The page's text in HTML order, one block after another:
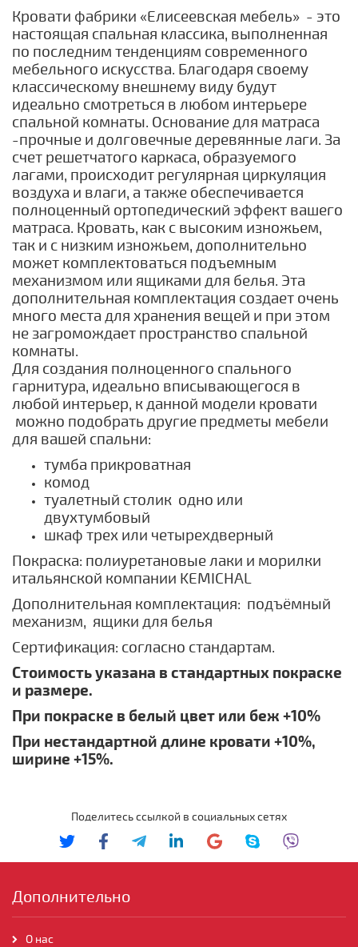
Кровати фабрики «Елисеевская мебель» - это
настоящая спальная классика, выполненная
по последним тенденциям современного
мебельного искусства. Благодаря своему
классическому внешнему виду будут
идеально смотреться в любом интерьере
спальной комнаты. Основание для матраса
-прочные и долговечные деревянные лаги. За
счет решетчатого каркаса, образуемого
лагами, происходит регулярная циркуляция
воздуха и влаги, а также обеспечивается
полноценный ортопедический эффект вашего
матраса. Кровать, как с высоким изножьем,
так и с низким изножьем, дополнительно
может комплектоваться подъемным
механизмом или ящиками для белья. Эта
дополнительная комплектация создает очень
много места для хранения вещей и при этом
не загромождает пространство спальной
комнаты.
Для создания полноценного спального
гарнитура, идеально вписывающегося в
любой интерьер, к данной модели кровати
можно подобрать другие предметы мебели
для вашей спальни:
тумба прикроватная
комод
туалетный столик одно или
двухтумбовый
шкаф трех или четырехдверный
Покраска: полиуретановые лаки и морилки
итальянской компании KEMICHAL
Дополнительная комплектация: подъёмный
механизм, ящики для белья
Сертификация: согласно стандартам.
Стоимость указана в стандартных покраске
и размере.
При покраске в белый цвет или беж +10%
При нестандартной длине кровати +10%,
ширине +15%.
Поделитесь ссылкой в социальных сетях
Дополнительно
О нас